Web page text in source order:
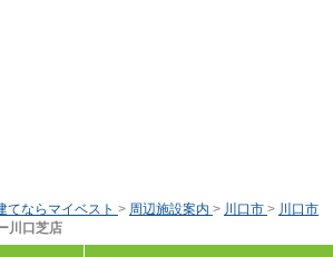
てならマイベスト > 周辺施設案内 > 川口市 > 川口市
川口芝店